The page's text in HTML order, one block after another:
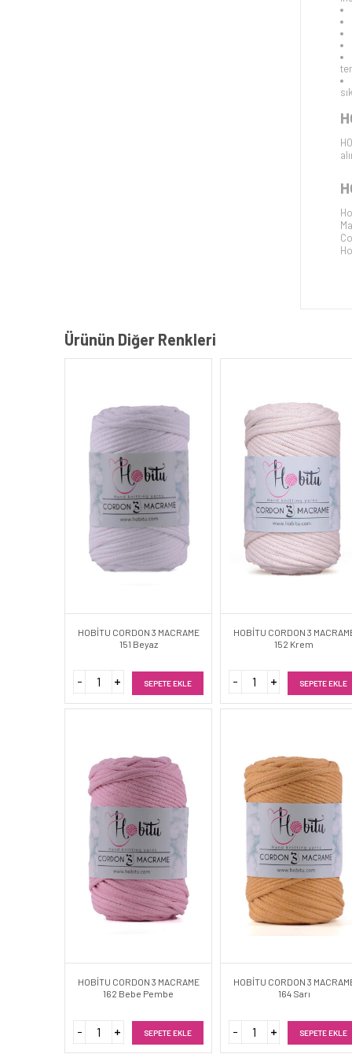
Ürünün Diğer Renkleri
HOBİTU CORDON 3 MACRAME
151 Beyaz
SEPETE EKLE
HOBİTU CORDON 3
152 Krem
SEPETE EKLE
HOBİTU CORDON 3 MACRAME
162 Bebe Pembe
SEPETE EKLE
HOBİTU CORDON 3
164 Sarı
SEPETE EKLE